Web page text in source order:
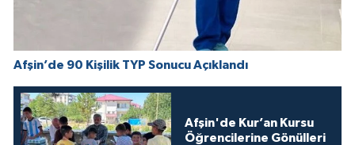
Afşin’de 90 Kişilik TYP Sonucu Açıklandı
Afşin'de Kur’an Kursu
Öğrencilerine Gönülleri